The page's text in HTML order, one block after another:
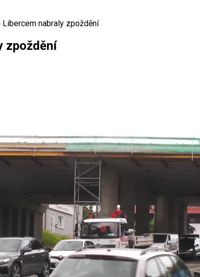
Libercem nabraly zpoždění
zpoždění